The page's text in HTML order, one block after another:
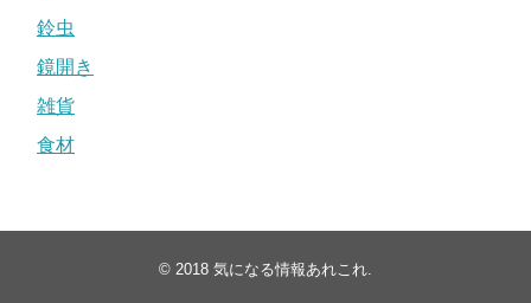
鈴虫
鏡開き
雑貨
食材
© 2018 気になる情報あれこれ